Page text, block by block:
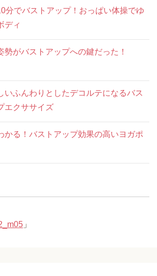
分でバストアップ！おっぱい体操でゆ
ディ
勢がバストアップへの鍵だった！
いふんわりとしたデコルテになるバス
エクササイズ
かる！バストアップ効果の高いヨガポ
」